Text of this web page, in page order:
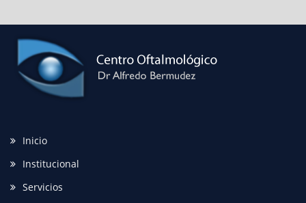
Inicio
Institucional
Servicios